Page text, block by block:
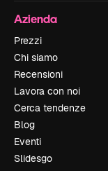
Azienda
Prezzi
Chi siamo
Recensioni
Lavora con noi
Cerca tendenze
Blog
Eventi
Slidesgo